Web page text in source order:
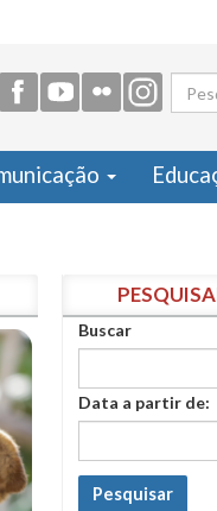
de
Buscar
Data a partir de:
Pesquisar